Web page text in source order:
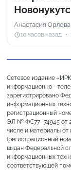
Анастасия Орлова
10 часов назад
Сетевое издание
информационно -
зарегистрировано
информационных
регистрационный
ЭЛ № ФС77- 74945 от
числе и материалы от
(регистрационный
выдан Федеральной
информационных
соответствующей